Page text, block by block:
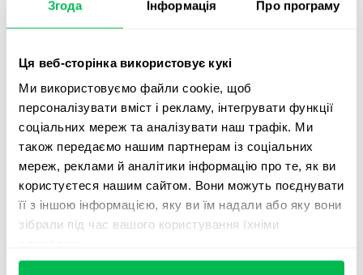
Згода Інформація Про програму
Ця веб-сторінка використовує кукі
Ми використовуємо файли cookie, щоб
персоналізувати вміст і рекламу, інтегрувати функції
соціальних мереж та аналізувати наш трафік. Ми
також передаємо нашим партнерам із соціальних
мереж, реклами й аналітики інформацію про те, як ви
користуєтеся нашим сайтом. Вони можуть поєднувати
її з іншою інформацією, яку ви їм надали або яку вони
зібрали під час вашого користування їхніми
Змінювати попередньо вибрані налаштування.
Якщо ви використовуєте комп'ютер і новий браузер і
хочете видалити файли cookie, які вже встановлені на
вашому комп'ютері, натисніть одночасно CTRL + SHIFT +
DELETE.
Якщо гарячі клавіші не працюють у вашому браузері,
відвідайте сайт підтримки відповідного браузера:
GoogleChrome - https://support.google.com